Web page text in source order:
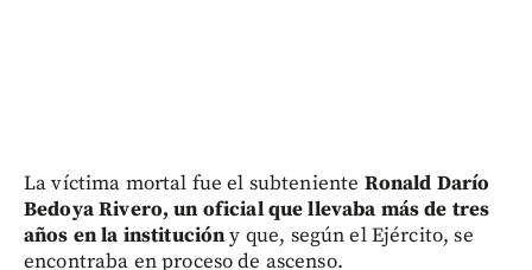
La víctima mortal fue el subteniente Ronald Darío
Bedoya Rivero, un oficial que llevaba más de tres
años en la institucióny que, según el Ejército, se
encontraba en proceso de ascenso.